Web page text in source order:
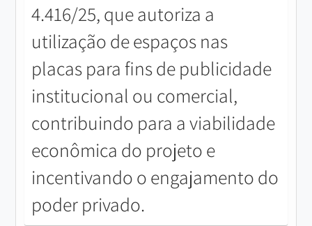
4.416/25, que autoriza a
utilização de espaços nas
placas para fins de publicidade
institucional ou comercial,
contribuindo para a viabilidade
econômica do projeto e
incentivando o engajamento do
poder privado.